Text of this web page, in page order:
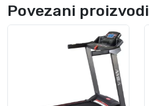
Povezani proizvodi